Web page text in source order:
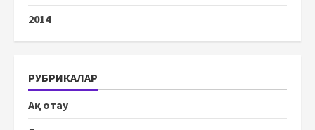
2014
РУБРИКАЛАР
Ақ отау